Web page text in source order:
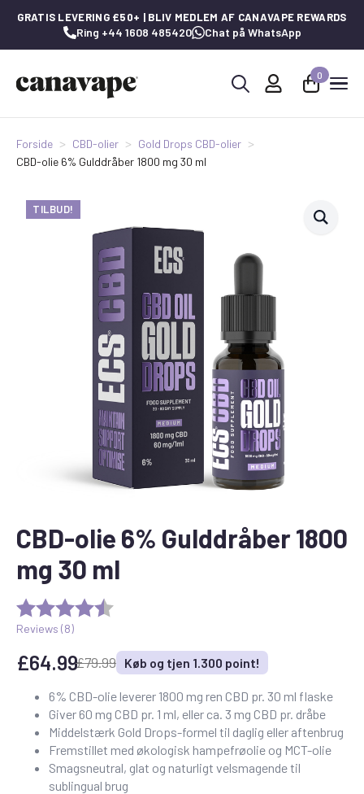
GRATIS LEVERING £50+ | BLIV MEDLEM AF CANAVAPE REWARDS
Ring +44 1608 485420 Chat på WhatsApp
0
Forside CBD-olier
Gold Drops CBD-olier
CBD-olie 6% Gulddråber 1800 mg 30 ml
TILBUD!
CBD-olie 6% Gulddråber 1800
mg 30 ml
Reviews (8)
£79.99
Den
oprindelige
pris
var:
£79,99.
£64.99
Den
aktuelle
pris
er:
64,99
Køb og tjen 1.300 point!
6% CBD-olie leverer 1800 mg ren CBD pr. 30 ml flaske
Giver 60 mg CBD pr. 1 ml, eller ca. 3 mg CBD pr. dråbe
Middelstærk Gold Drops-formel til daglig eller aftenbrug
Fremstillet med økologisk hampefrøolie og MCT-olie
Smagsneutral, glat og naturligt velsmagende til
sublingual brug